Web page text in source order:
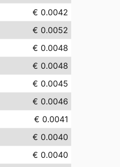
€ 0.0042
€ 0.0052
€ 0.0048
€ 0.0048
€ 0.0045
€ 0.0046
€ 0.0041
€ 0.0040
€ 0.0040